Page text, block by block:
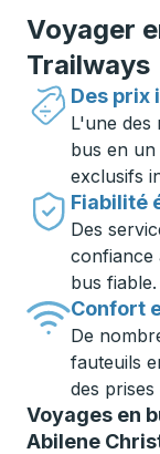
Voyager
Trailways
Des prix
L'une des
bus en
exclusifs
Fiabilité
Des
confiance
bus fiable.
Confort
De
fauteuils
des
Voyages en
Abilene